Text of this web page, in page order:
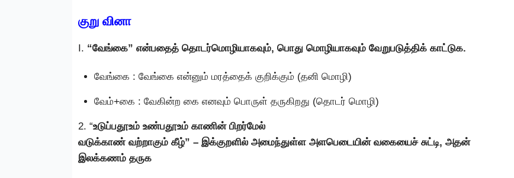
குறு வினா
I. “வேங்கை” என்பதைத் தொடர்மொழியாகவும், பொது மொழியாகவும் வேறுபடுத்திக் காட்டுக.
வேங்கை : வேங்கை என்னும் மரத்தைக் குறிக்கும் (தனி மொழி)
வேம்+கை : வேகின்ற கை எனவும் பொருள் தருகிறது (தொடர் மொழி)
2. “உடுப்பதூஉம் உண்பதூஉம் காணின் பிறர்மேல்
வடுக்காண் வற்றாகும் கீழ்” – இக்குறளில் அமைந்துள்ள அளபெடையின் வகையைச் சுட்டி, அதன்
இலக்கணம் தருக